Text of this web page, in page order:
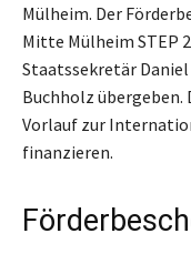
Mülheim. Der
Mitte Mülheim STEP
Staatssekretär
Buchholz
Vorlauf zur
finanzieren.